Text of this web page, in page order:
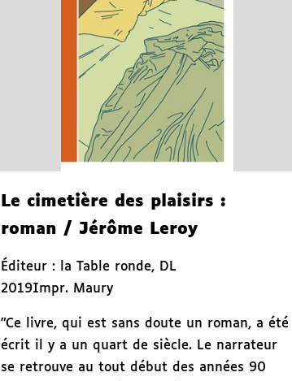
Le cimetière des plaisirs :
roman / Jérôme Leroy
Éditeur : la Table ronde, DL
2019Impr. Maury
"Ce livre, qui est sans doute un roman, a été
écrit il y a un quart de siècle. Le narrateur
se retrouve au tout début des années 90